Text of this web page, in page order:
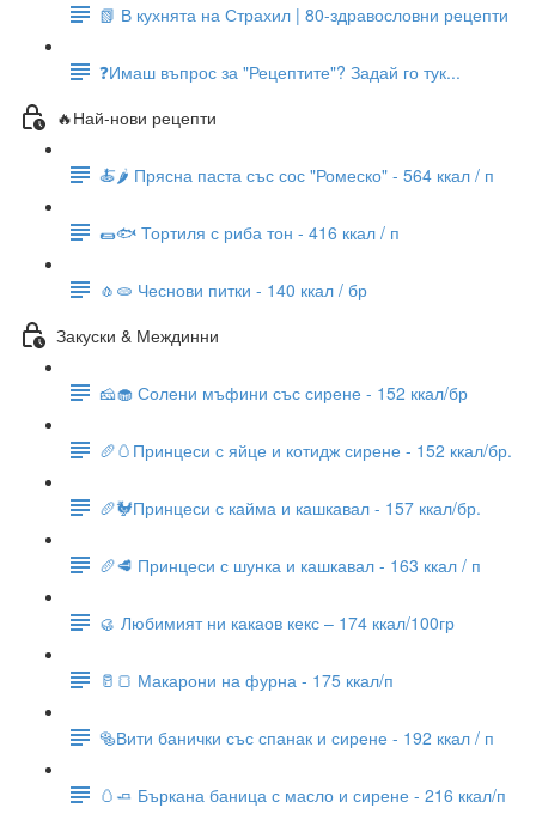
📗 В кухнята на Страхил | 80-здравословни рецепти
❓Имаш въпрос за "Рецептите"? Задай го тук...
🔥Най-нови рецепти
🍝🌶 Прясна паста със сос "Ромеско" - 564 ккал / п
🌯🐟 Тортиля с риба тон - 416 ккал / п
🧄🫓 Чеснови питки - 140 ккал / бр
Закуски & Междинни
🧀🧁 Солени мъфини със сирене - 152 ккал/бр
🥖🥚Принцеси с яйце и котидж сирене - 152 ккал/бр.
🥖🐓Принцеси с кайма и кашкавал - 157 ккал/бр.
🥖🥩 Принцеси с шунка и кашкавал - 163 ккал / п
🥮 Любимият ни какаов кекс – 174 ккал/100гр
🥛🍞 Макарони на фурна - 175 ккал/п
🥯Вити банички със спанак и сирене - 192 ккал / п
🥚🧈 Бъркана баница с масло и сирене - 216 ккал/п